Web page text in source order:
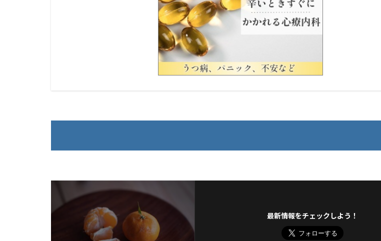
最新情報をチェックしよう！